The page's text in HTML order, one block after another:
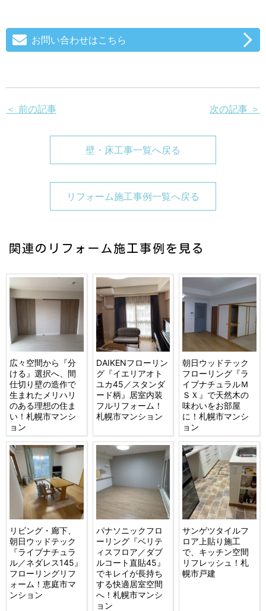
お問い合わせはこちら
＜ 前の記事 次の記事 ＞
壁・床工事一覧へ戻る
リフォーム施工事例一覧へ戻る
関連のリフォーム施工事例を見る
広々空間から『分
ける』選択へ、間
仕切り壁の造作で
生まれたメリハリ
のある理想の住ま
い！札幌市マンシ
ョン
DAIKENフローリン
グ『イエリアオト
ユカ45／スタンダ
ード柄』居室内装
フルリフォーム！
札幌市マンション
朝日ウッドテック
フローリング『ラ
イブナチュラルＭ
ＳＸ』で天然木の
味わいをお部屋
に！札幌市マンシ
ョン
リビング・廊下、
朝日ウッドテック
『ライブナチュラ
ル／ネダレス145』
フローリングリフ
ォーム！恵庭市マ
ンション
パナソニックフロ
ーリング『ベリテ
ィスフロア／ダブ
ルコート直貼45』
でキレイが長持ち
する快適居室空間
へ！札幌市マンシ
ョン
サンゲツタイルフ
ロア上貼り施工
で、キッチン空間
リフレッシュ！札
幌市戸建